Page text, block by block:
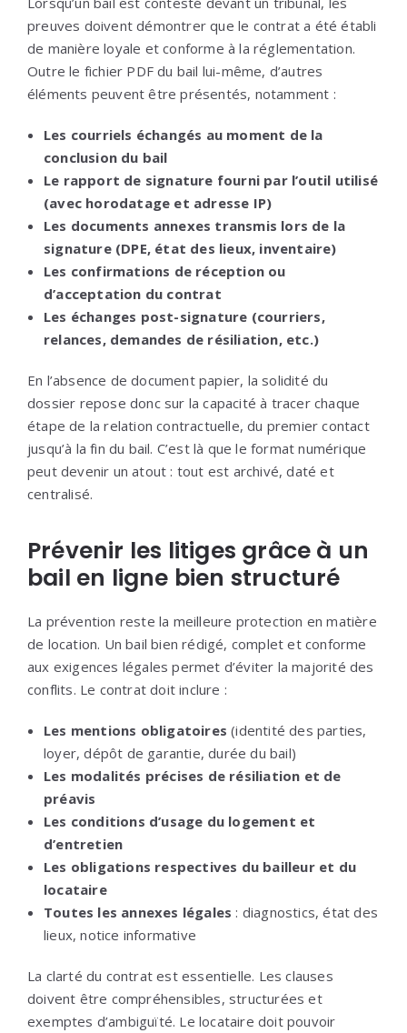
preuves doivent démontrer que le contrat a été établi
de manière loyale et conforme à la réglementation.
Outre le fichier PDF du bail lui-même, d’autres
éléments peuvent être présentés, notamment :
Les courriels échangés au moment de la
conclusion du bail
Le rapport de signature fourni par l’outil utilisé
(avec horodatage et adresse IP)
Les documents annexes transmis lors de la
signature (DPE, état des lieux, inventaire)
Les confirmations de réception ou
d’acceptation du contrat
Les échanges post-signature (courriers,
relances, demandes de résiliation, etc.)
En l’absence de document papier, la solidité du
dossier repose donc sur la capacité à tracer chaque
étape de la relation contractuelle, du premier contact
jusqu’à la fin du bail. C’est là que le format numérique
peut devenir un atout : tout est archivé, daté et
centralisé.
Prévenir les litiges grâce à un
bail en ligne bien structuré
La prévention reste la meilleure protection en matière
de location. Un bail bien rédigé, complet et conforme
aux exigences légales permet d’éviter la majorité des
conflits. Le contrat doit inclure :
Les mentions obligatoires (identité des parties,
loyer, dépôt de garantie, durée du bail)
Les modalités précises de résiliation et de
préavis
Les conditions d’usage du logement et
d’entretien
Les obligations respectives du bailleur et du
locataire
Toutes les annexes légales : diagnostics, état des
lieux, notice informative
La clarté du contrat est essentielle. Les clauses
doivent être compréhensibles, structurées et
exemptes d’ambiguïté. Le locataire doit pouvoir